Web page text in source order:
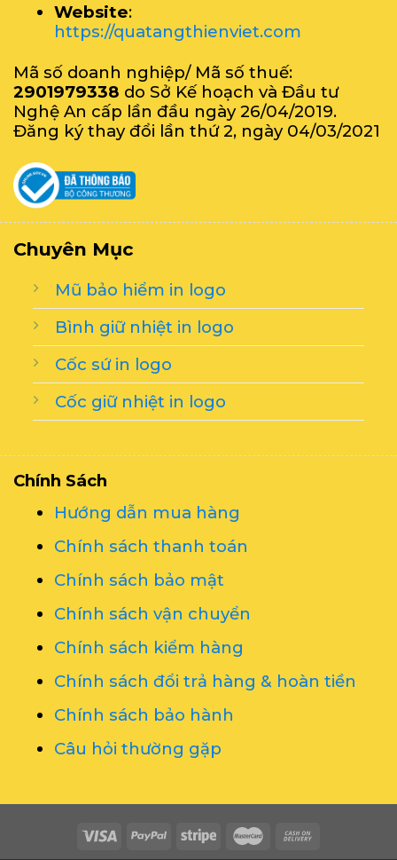
Website:
https://quatangthienviet.com
Mã số doanh nghiệp/ Mã số thuế:
2901979338 do Sở Kế hoạch và Đầu tư
Nghệ An cấp lần đầu ngày 26/04/2019.
Đăng ký thay đổi lần thứ 2, ngày 04/03/2021
Chuyên Mục
Mũ bảo hiểm in logo
Bình giữ nhiệt in logo
Cốc sứ in logo
Cốc giữ nhiệt in logo
Chính Sách
Hướng dẫn mua hàng
Chính sách thanh toán
Chính sách bảo mật
Chính sách vận chuyển
Chính sách kiểm hàng
Chính sách đổi trả hàng & hoàn tiền
Chính sách bảo hành
Câu hỏi thường gặp